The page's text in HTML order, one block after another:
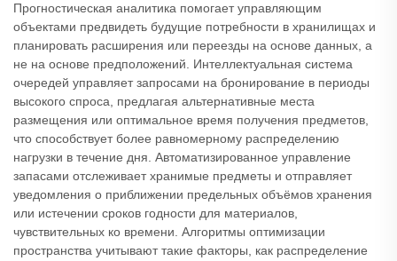
Прогностическая аналитика помогает управляющим
объектами предвидеть будущие потребности в хранилищах и
планировать расширения или переезды на основе данных, а
не на основе предположений. Интеллектуальная система
очередей управляет запросами на бронирование в периоды
высокого спроса, предлагая альтернативные места
размещения или оптимальное время получения предметов,
что способствует более равномерному распределению
нагрузки в течение дня. Автоматизированное управление
запасами отслеживает хранимые предметы и отправляет
уведомления о приближении предельных объёмов хранения
или истечении сроков годности для материалов,
чувствительных ко времени. Алгоритмы оптимизации
пространства учитывают такие факторы, как распределение